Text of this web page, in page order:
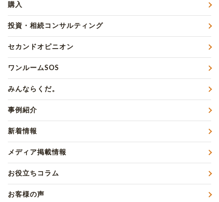
購入
投資・相続コンサルティング
セカンドオピニオン
ワンルームSOS
みんならくだ。
事例紹介
新着情報
メディア掲載情報
お役立ちコラム
お客様の声